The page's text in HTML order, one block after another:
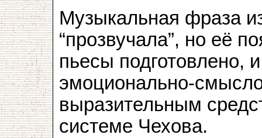
Музыкальная фраза
“прозвучала”, но её
пьесы подготовлено,
эмоционально-
выразительным
системе Чехова.